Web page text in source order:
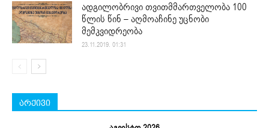
ადგილობრივი თვითმმართველობა 100
წლის წინ – აღმოაჩინე უცნობი
მემკვიდრეობა
23.11.2019. 01:31
არქივი